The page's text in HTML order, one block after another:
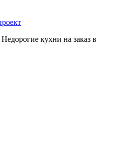
кухни на заказ в